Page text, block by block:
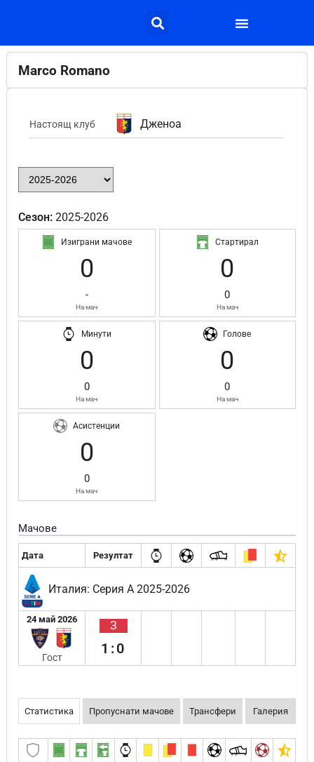
Marco Romano
Настоящ клуб Дженоа
Сезон: 2025-2026
Изиграни мачове
0
-
На мач
Стартирал
0
0
На мач
Минути
0
0
На мач
Голове
0
0
На мач
Асистенции
0
0
На мач
Мачове
Дата Резултат
Италия: Серия А 2025-2026
24 май 2026
Гост
З
1:0
Статистика Пропуснати мачове Трансфери Галерия